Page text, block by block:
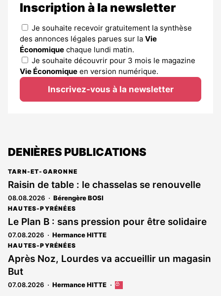
Inscription à la newsletter
Je souhaite recevoir gratuitement la synthèse
des annonces légales parues sur la Vie
Économique chaque lundi matin.
Je souhaite découvrir pour 3 mois le magazine
Vie Économique en version numérique.
Inscrivez-vous à la newsletter
DENIÈRES PUBLICATIONS
TARN-ET-GARONNE
Raisin de table : le chasselas se renouvelle
08.08.2026 Bérengère BOSI
HAUTES-PYRÉNÉES
Le Plan B : sans pression pour être solidaire
07.08.2026 Hermance HITTE
HAUTES-PYRÉNÉES
Après Noz, Lourdes va accueillir un magasin
But
07.08.2026 Hermance HITTE
Cet